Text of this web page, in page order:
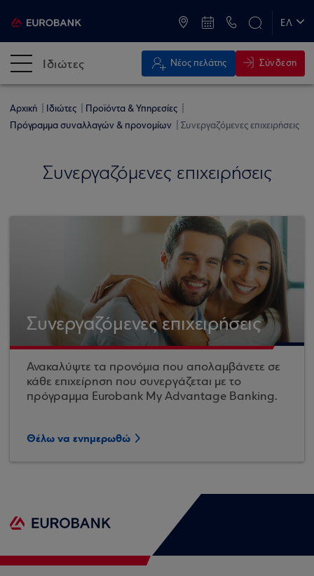
ΕΛ
Ιδιώτες Νέος πελάτης Σύνδεση
Αρχική Ιδιώτες
Προϊόντα & Υπηρεσίες
Πρόγραμμα συναλλαγών & προνομίων
Συνεργαζόμενες επιχειρήσεις
Συνεργαζόμενες επιχειρήσεις
Συνεργαζόμενες επιχειρήσεις
Ανακαλύψτε τα προνόμια που απολαμβάνετε σε
κάθε επιχείρηση που συνεργάζεται με το
πρόγραμμα Eurobank My Advantage Banking.
Θέλω να ενημερωθώ